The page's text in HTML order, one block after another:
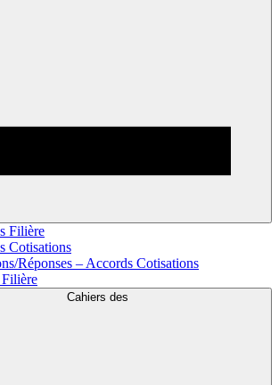
Filière
Cotisations
Réponses – Accords Cotisations
Cahiers des